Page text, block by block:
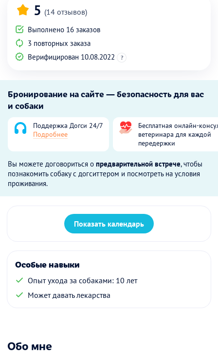
5 (14 отзывов)
Выполнено 16 заказов
3 повторных заказа
Верифицирован 10.08.2022
?
Бронирование на сайте — безопасность для вас
и собаки
Поддержка Догси 24/7
Подробнее
Бесплатная онлайн-
ветеринара для каждой
передержки
Вы можете договориться о предварительной встрече, чтобы
познакомить собаку с догситтером и посмотреть на условия
проживания.
Показать календарь
Особые навыки
Опыт ухода за собаками: 10 лет
Может давать лекарства
Обо мне